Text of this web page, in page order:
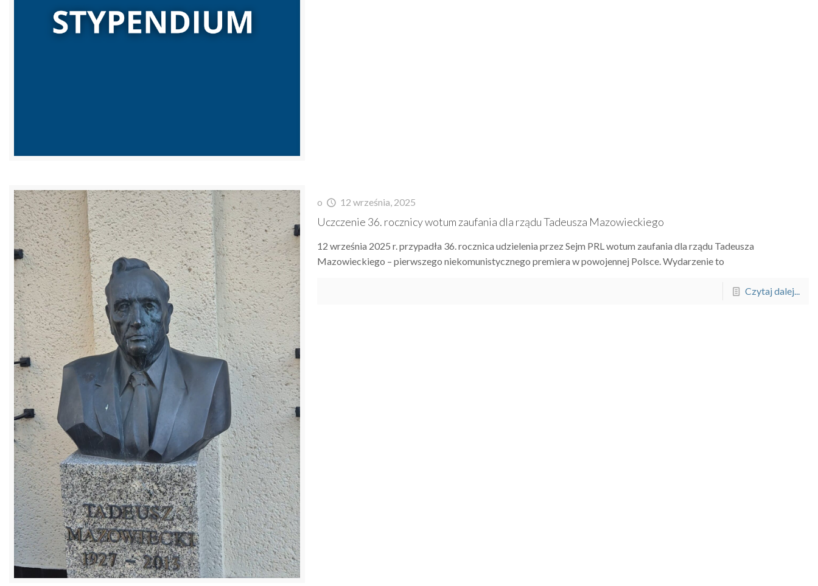
o 12 września, 2025
Uczczenie 36. rocznicy wotum zaufania dla rządu Tadeusza Mazowieckiego
12 września 2025 r. przypadła 36. rocznica udzielenia przez Sejm PRL wotum zaufania dla rządu Tadeusza
Mazowieckiego – pierwszego niekomunistycznego premiera w powojennej Polsce. Wydarzenie to
Czytaj dalej...